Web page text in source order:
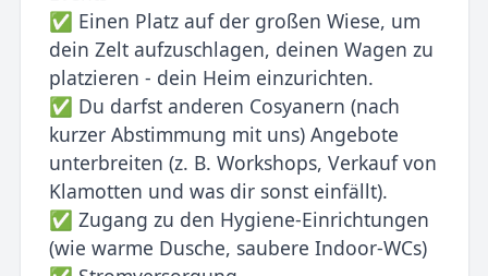
✅ Einen Platz auf der großen Wiese, um
dein Zelt aufzuschlagen, deinen Wagen zu
platzieren - dein Heim einzurichten.
✅ Du darfst anderen Cosyanern (nach
kurzer Abstimmung mit uns) Angebote
unterbreiten (z. B. Workshops, Verkauf von
Klamotten und was dir sonst einfällt).
✅ Zugang zu den Hygiene-Einrichtungen
(wie warme Dusche, saubere Indoor-WCs)